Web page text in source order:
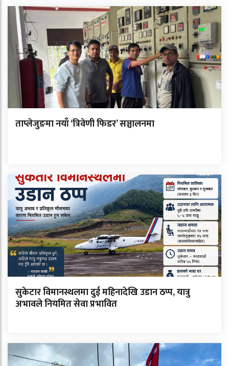
ताप्लेजुङमा नयाँ ‘त्रिवेणी फिडर’ सञ्चालनमा
सुकेटार विमानस्थलमा दुई महिनादेखि उडान ठप्प, यात्रु
अभावले नियमित सेवा प्रभावित